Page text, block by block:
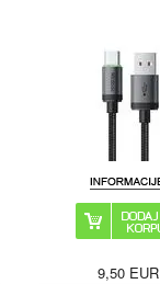
9,50EUR